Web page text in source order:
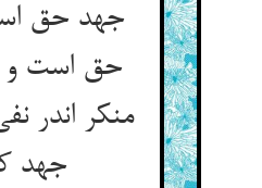
جهد حق
حق است
منکر اندر
جهد